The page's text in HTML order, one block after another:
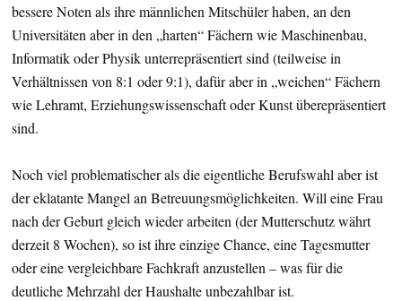
bessere Noten als ihre männlichen Mitschüler haben, an den
Universitäten aber in den „harten“ Fächern wie Maschinenbau,
Informatik oder Physik unterrepräsentiert sind (teilweise in
Verhältnissen von 8:1 oder 9:1), dafür aber in „weichen“ Fächern
wie Lehramt, Erziehungswissenschaft oder Kunst überepräsentiert
sind.
Noch viel problematischer als die eigentliche Berufswahl aber ist
der eklatante Mangel an Betreuungsmöglichkeiten. Will eine Frau
nach der Geburt gleich wieder arbeiten (der Mutterschutz währt
derzeit 8 Wochen), so ist ihre einzige Chance, eine Tagesmutter
oder eine vergleichbare Fachkraft anzustellen – was für die
deutliche Mehrzahl der Haushalte unbezahlbar ist.